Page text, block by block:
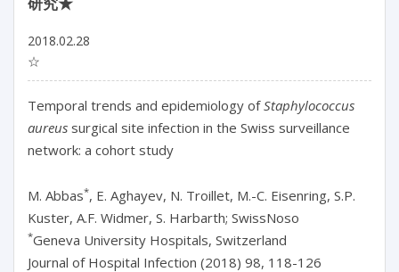
2018.02.28
☆
Temporal trends and epidemiology ofStaphylococcus
aureus surgical site infection in the Swiss surveillance
network: a cohort study
M. Abbas*, E. Aghayev, N. Troillet, M.-C. Eisenring, S.P.
Kuster, A.F. Widmer, S. Harbarth; SwissNoso
*Geneva University Hospitals, Switzerland
Journal of Hospital Infection (2018) 98, 118-126